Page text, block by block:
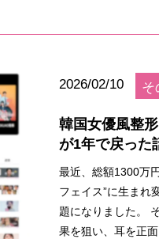
2026/02/10 そ
韓国女優風整
が1年で戻った
最近、総額1300万
フェイス”に生まれ
題になりました。
果を狙い、耳を正